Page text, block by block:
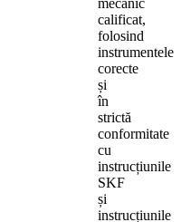
calificat,
folosind
instrumentele
corecte
și
în
strictă
conformitate
cu
instrucțiunile
SKF
și
instrucțiunile